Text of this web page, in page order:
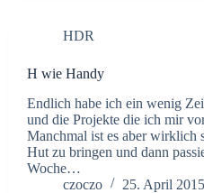
HDR
H wie Handy
Endlich habe ich ein wenig
und die Projekte die ich mir
Manchmal ist es aber wirklich
Hut zu bringen und dann
Woche…
czoczo
25. April 2015